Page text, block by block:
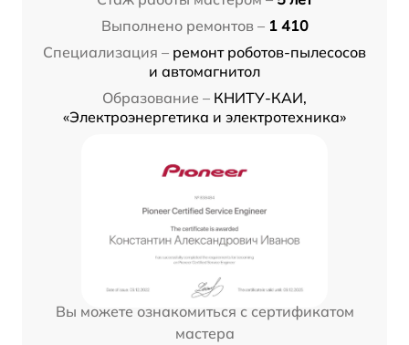
Выполнено ремонтов – 1 410
Специализация – ремонт роботов-пылесосов
и автомагнитол
Образование – КНИТУ-КАИ,
«Электроэнергетика и электротехника»
Вы можете ознакомиться с сертификатом
мастера